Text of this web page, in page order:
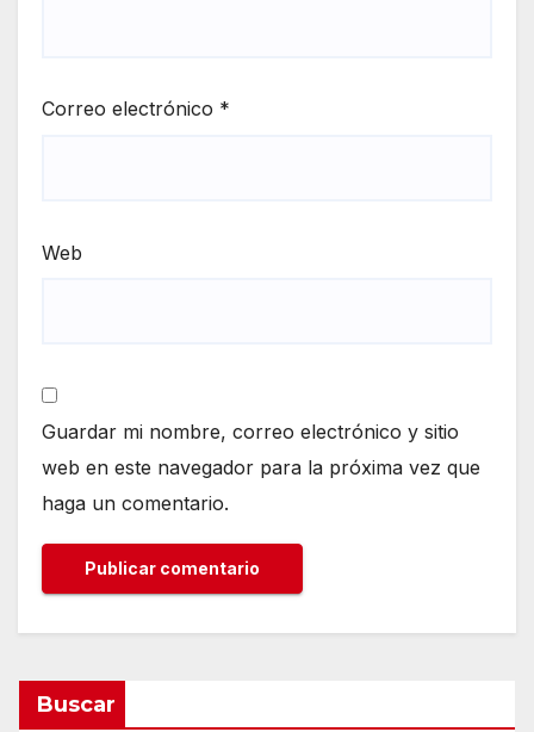
Correo electrónico *
Web
Guardar mi nombre, correo electrónico y sitio
web en este navegador para la próxima vez que
haga un comentario.
Buscar